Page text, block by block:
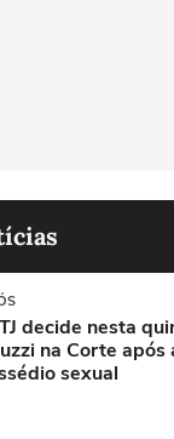
decide nesta
na Corte após
sexual